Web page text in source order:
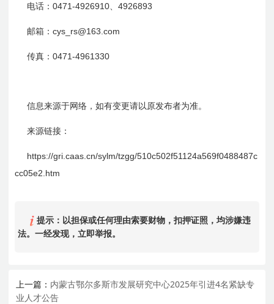
电话：0471-4926910 、4926893
邮箱：cys_rs@163.com
传真：0471-4961330
信息来源于网络，如有变更请以原发布者为准。
来源链接：
https://gri.caas.cn/sylm/tzgg/510c502f51124a569f0488487c
cc05e2.htm
提示：以担保或任何理由索要财物，扣押证照，均涉嫌违
法。一经发现，立即举报。
上一篇： 内蒙古鄂尔多斯市发展研究中心2025年引进4名紧缺专
业人才公告